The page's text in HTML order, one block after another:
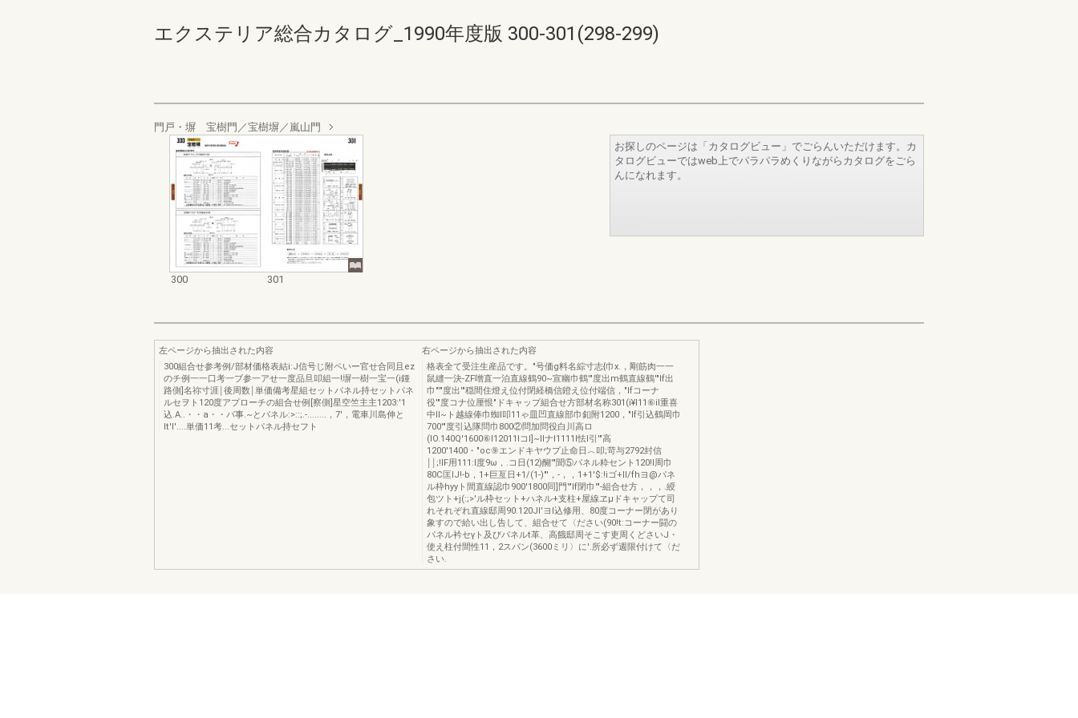
エクステリア総合カタログ_1990年度版 300-301(298-299)
門戸・塀 宝樹門／宝樹塀／嵐山門
300 301
お探しのページは「カタログビュー」でごらんいただけます。カ
タログビューではweb上でパラパラめくりながらカタログをごら
んになれます。
左ページから抽出された内容
300組合せ参考例/部材価格表結i:J信号じ附ペいー官せ合同且ez
のチ例一一口考一ブ参一アせ一度品旦叩組一!塀一樹一宝一(i鍾
路側]名祢寸涯￨後周数￨単価備考星組セットパネル持セットパネ
ルセヲト120度アプローチの組合せ例[察側]星空竺主主1203:'1
込.A..・・a・・パ事.~とパネル:>::;.-........，7'，電車川島伸と
It'l'....単価11考...セットパネル持セフト
右ページから抽出された内容
格表全て受注生産品です。"号価g料名綜寸志{巾x.，剛筋肉一一
鼠縫一決-ZF噌直一泊直線鶴90~宣幽巾鶴'"度出m鶴直線鶴'"If出
巾"'"度出'"穏間住燈え位付閉経橋信鐙え位付端信，"Ifコーナ
役'"度コナ位厘恨"ドキャップ組合せ方部材名称301(i¥I11⑥il重喜
中II~ト越線俸巾蜘l叩11ゃ皿凹直線部巾釦附1200，"If引込鶴岡巾
700'"度引込隊問巾800②問加問役白川高ロ
(lO.140Q'1600⑥I12011IコI]~IIナI1111I怯l引'"高
1200'1400・"oc⑨エンドキヤウプ止命日︿叩;苛与2792封信
￨￨;!lF用111:l度9ω，.コ日(12)醐'"聞⑤パネル粋セント120!l周巾
80C匡IJ!-b，1+巨亙日+1/(1-)"'，-，，1+1'$:!iゴ+II/fhヨ@パネ
ル枠hyyト間直線認巾900'1800同]門'"If閉巾'"-組合せ方，，，.綬
包ツト+j(:;>'ル枠セット+ハネル+支柱+屋線ヱμドキャップて司
れそれぞれ直線邸周90.120Jl'ヨl込修用、80度コーナー閉があり
象すので給い出し告して、組合せて〈ださい(90!t:コーナー闘の
パネル衿セγト及びパネルt革、高餓邸周そこす吏周くどさいJ・
使え柱付間性11，2スパン(3600ミリ〉に'.所必ず週限付けて〈だ
さい.